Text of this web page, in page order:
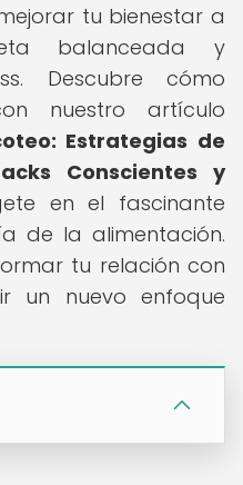
tu bienestar a
balanceada y
Descubre cómo
nuestro artículo
Estrategias de
Conscientes y
en el fascinante
de la alimentación.
tu relación con
un nuevo enfoque